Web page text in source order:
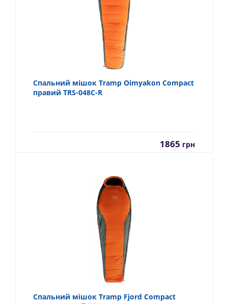
Спальний мішок Tramp Oimyakon Compact
правий TRS-048C-R
1865 грн
Спальний мішок Tramp Fjord Compact